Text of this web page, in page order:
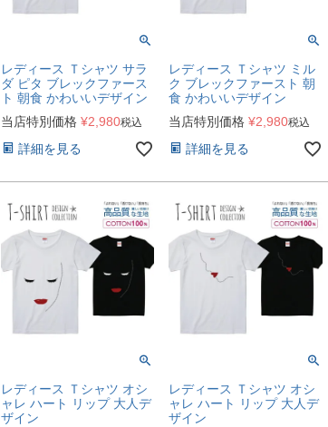
レディース Ｔシャツ サラ
ダ ピタ ブレックファース
ト 朝食 かわいいデザイン
当店特別価格 ¥2,980税込
詳細を見る
レディース Ｔシャツ ミル
ク ブレックファースト 朝
食 かわいいデザイン
当店特別価格 ¥2,980税込
詳細を見る
レディース Ｔシャツ オシ
ャレ ハート リップ 大人デ
ザイン
レディース Ｔシャツ オシ
ャレ ハート リップ 大人デ
ザイン